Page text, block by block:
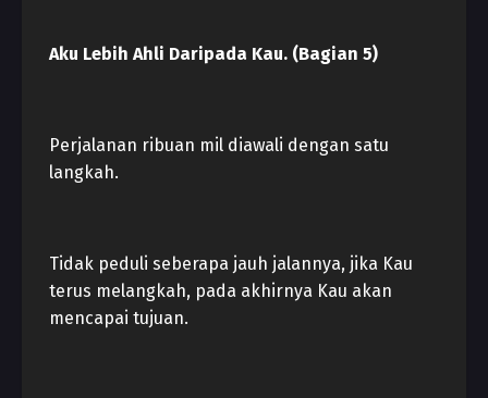
Aku Lebih Ahli Daripada Kau. (Bagian 5)
Perjalanan ribuan mil diawali dengan satu
langkah.
Tidak peduli seberapa jauh jalannya, jika Kau
terus melangkah, pada akhirnya Kau akan
mencapai tujuan.